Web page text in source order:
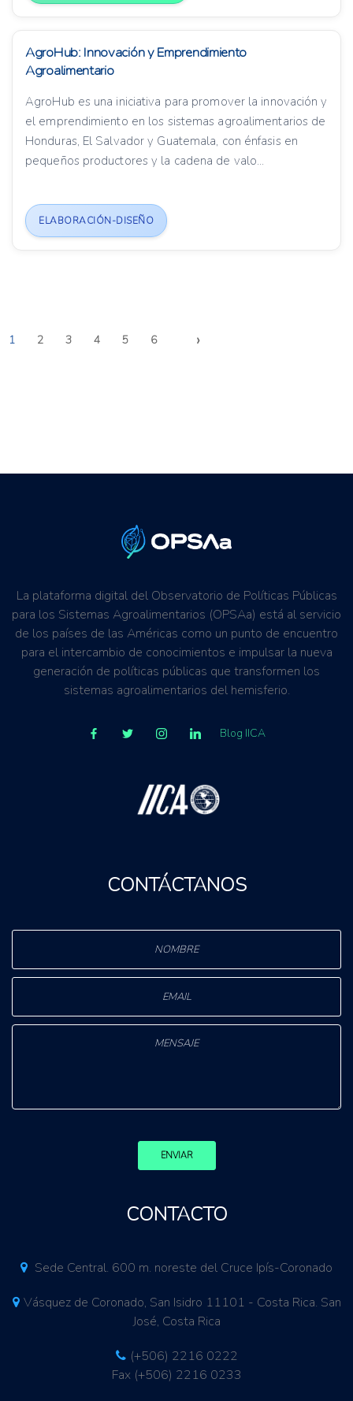
AgroHub: Innovación y Emprendimiento
Agroalimentario
AgroHub es una iniciativa para promover la innovación y
el emprendimiento en los sistemas agroalimentarios de
Honduras, El Salvador y Guatemala, con énfasis en
pequeños productores y la cadena de valo...
ELABORACIÓN-DISEÑO
1 2 3 4 5 6 ›
La plataforma digital del Observatorio de Políticas Públicas
para los Sistemas Agroalimentarios (OPSAa) está al servicio
de los países de las Américas como un punto de encuentro
para el intercambio de conocimientos e impulsar la nueva
generación de políticas públicas que transformen los
sistemas agroalimentarios del hemisferio.
Blog IICA
CONTÁCTANOS
ENVIAR
CONTACTO
Sede Central. 600 m. noreste del Cruce Ipís-Coronado
Vásquez de Coronado, San Isidro 11101 - Costa Rica. San
José, Costa Rica
(+506) 2216 0222
Fax (+506) 2216 0233